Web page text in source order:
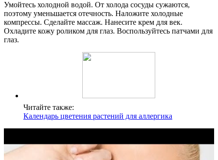
Умойтесь холодной водой. От холода сосуды сужаются,
поэтому уменьшается отечность. Наложите холодные
компрессы. Сделайте массаж. Нанесите крем для век.
Охладите кожу роликом для глаз. Воспользуйтесь патчами для
глаз.
Читайте также:
Календарь цветения растений для аллергика